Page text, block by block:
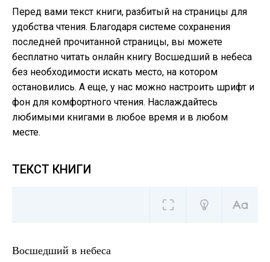
Перед вами текст книги, разбитый на страницы для
удобства чтения. Благодаря системе сохранения
последней прочитанной страницы, вы можете
бесплатно читать онлайн книгу Восшедший в небеса
без необходимости искать место, на котором
остановились. А еще, у нас можно настроить шрифт и
фон для комфортного чтения. Наслаждайтесь
любимыми книгами в любое время и в любом
месте.
ТЕКСТ КНИГИ
Восшедший в небеса